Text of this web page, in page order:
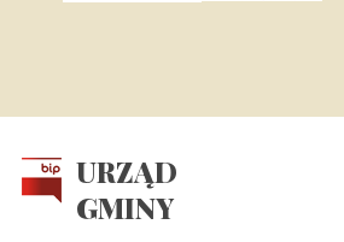
URZĄD
GMINY